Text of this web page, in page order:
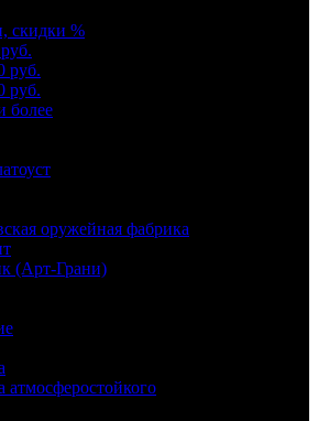
скидки %
руб.
руб.
более
оружейная фабрика
(Арт-Грани)
атмосферостойкого